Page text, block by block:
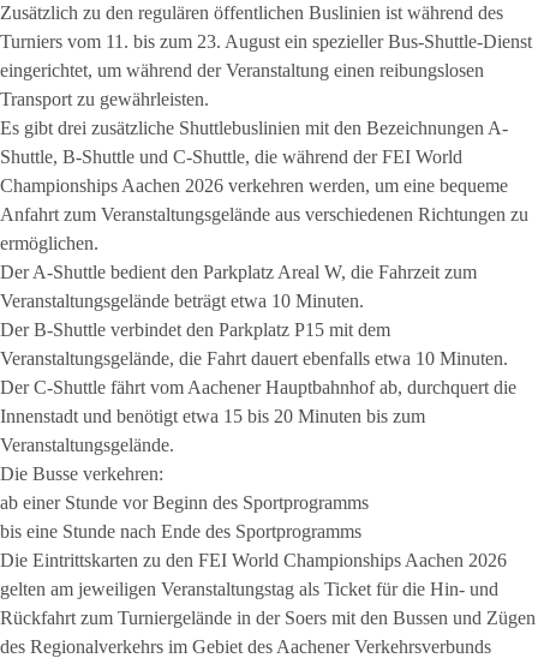
Zusätzlich zu den regulären öffentlichen Buslinien ist während des
Turniers vom 11. bis zum 23. August ein spezieller Bus-Shuttle-Dienst
eingerichtet, um während der Veranstaltung einen reibungslosen
Transport zu gewährleisten.
Es gibt drei zusätzliche Shuttlebuslinien mit den Bezeichnungen A-
Shuttle, B-Shuttle und C-Shuttle, die während der FEI World
Championships Aachen 2026 verkehren werden, um eine bequeme
Anfahrt zum Veranstaltungsgelände aus verschiedenen Richtungen zu
ermöglichen.
Der A-Shuttle bedient den Parkplatz Areal W, die Fahrzeit zum
Veranstaltungsgelände beträgt etwa 10 Minuten.
Der B-Shuttle verbindet den Parkplatz P15 mit dem
Veranstaltungsgelände, die Fahrt dauert ebenfalls etwa 10 Minuten.
Der C-Shuttle fährt vom Aachener Hauptbahnhof ab, durchquert die
Innenstadt und benötigt etwa 15 bis 20 Minuten bis zum
Veranstaltungsgelände.
Die Busse verkehren:
ab einer Stunde vor Beginn des Sportprogramms
bis eine Stunde nach Ende des Sportprogramms
Die Eintrittskarten zu den FEI World Championships Aachen 2026
gelten am jeweiligen Veranstaltungstag als Ticket für die Hin- und
Rückfahrt zum Turniergelände in der Soers mit den Bussen und Zügen
des Regionalverkehrs im Gebiet des Aachener Verkehrsverbunds